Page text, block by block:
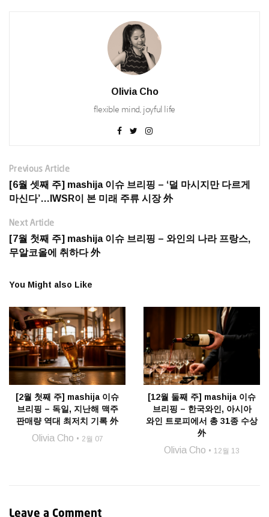
Olivia Cho
flexible mind, joyful life
Previous Article
[6월 셋째 주] mashija 이슈 브리핑 – ‘덜 마시지만 다르게
마신다’…IWSR이 본 미래 주류 시장 外
Next Article
[7월 첫째 주] mashija 이슈 브리핑 – 와인의 나라 프랑스,
무알코올에 취하다 外
You Might also Like
[2월 첫째 주] mashija 이슈
브리핑 – 독일, 지난해 맥주
판매량 역대 최저치 기록 外
Olivia Cho 2월 07
[12월 둘째 주] mashija 이슈
브리핑 – 한국와인, 아시아
와인 트로피에서 총 31종 수상
外
Olivia Cho 12월 13
Leave a Comment